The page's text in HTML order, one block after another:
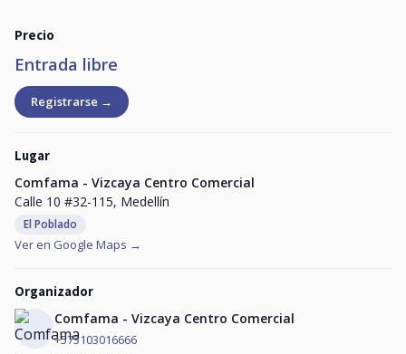
Precio
Entrada libre
Registrarse →
Lugar
Comfama - Vizcaya Centro Comercial
Calle 10 #32-115, Medellín
El Poblado
Ver en Google Maps →
Organizador
Comfama - Vizcaya Centro Comercial
+573103016666